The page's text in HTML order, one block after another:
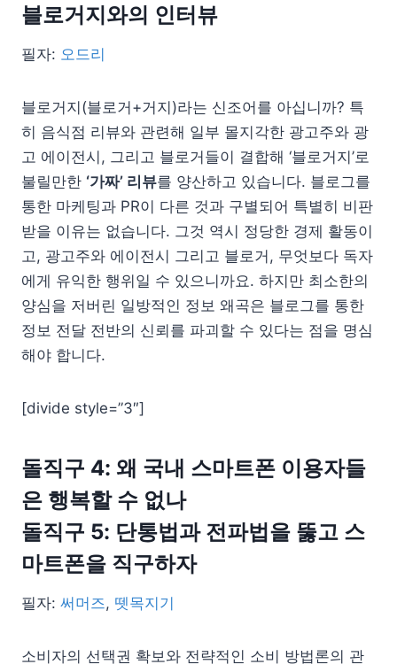
블로거지와의 인터뷰
필자: 오드리
블로거지(블로거+거지)라는 신조어를 아십니까? 특
히 음식점 리뷰와 관련해 일부 몰지각한 광고주와 광
고 에이전시, 그리고 블로거들이 결합해 ‘블로거지’로
불릴만한 ‘가짜’ 리뷰를 양산하고 있습니다. 블로그를
통한 마케팅과 PR이 다른 것과 구별되어 특별히 비판
받을 이유는 없습니다. 그것 역시 정당한 경제 활동이
고, 광고주와 에이전시 그리고 블로거, 무엇보다 독자
에게 유익한 행위일 수 있으니까요. 하지만 최소한의
양심을 저버린 일방적인 정보 왜곡은 블로그를 통한
정보 전달 전반의 신뢰를 파괴할 수 있다는 점을 명심
해야 합니다.
[divide style=”3″]
돌직구 4: 왜 국내 스마트폰 이용자들
은 행복할 수 없나
돌직구 5: 단통법과 전파법을 뚫고 스
마트폰을 직구하자
필자: 써머즈, 뗏목지기
소비자의 선택권 확보와 전략적인 소비 방법론의 관